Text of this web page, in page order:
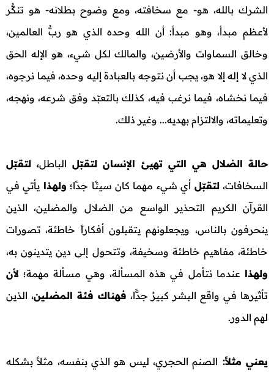
الشرك بالله، هو- مع سخافته، ومع وضوح بطلانه- هو تنكُّر
لأعظم مبدأ، وهو مبدأ: أن الله وحده الذي هو ربُّ العالمين،
وخالق السماوات والأرضين، والمالك لكل شيء، هو الإله الحق
الذي لا إله إلا هو، يجب أن نتوجه بالعبادة إليه وحده، فيما نرجوه،
فيما نخشاه، فيما نرغب فيه، كذلك بالتعبّد وفق شرعه، ونهجه،
وتعليماته، والالتزام بهديه... وغير ذلك.
حالة الضلال هي التي تهيئ الإنسان لتقبّل الباطل، لتقبّل
السخافات، لتقبّلأي شيء مهما كان سيئًا جدًا؛ ولهـذايأتي في
القرآن الكريم التحذير الواسع من الضلال والمضلين، الذين
ينحرفون بالناس، ويجعلونهم يتقبلون أفكاراً خاطئة، تصورات
خاطئة، مفاهيم خاطئة وسخيفة، وتتحول إلى دين يتدينون به،
ولهـذاعندما نتأمل في هذه المسألة، وهي مسألة مهمة؛ لأن
تأثيرها في واقع البشر كبيرٌ جدًّا، فهناك فئة المضلين، الذين
لهم الدور.
يعني مثلاً: الصنم الحجري، ليس هو الذي بنفسه، مثلاً بشكله